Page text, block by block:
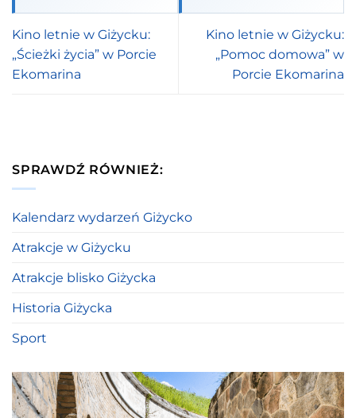
Kino letnie w Giżycku:
„Ścieżki życia” w Porcie
Ekomarina
Kino letnie w Giżycku:
„Pomoc domowa” w
Porcie Ekomarina
SPRAWDŹ RÓWNIEŻ:
Kalendarz wydarzeń Giżycko
Atrakcje w Giżycku
Atrakcje blisko Giżycka
Historia Giżycka
Sport